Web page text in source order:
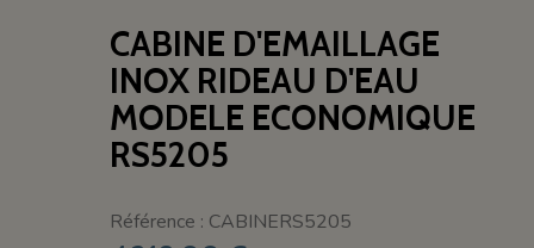
CABINE D'EMAILLAGE
INOX RIDEAU D'EAU
MODELE ECONOMIQUE
RS5205
Référence : CABINERS5205